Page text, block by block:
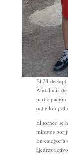
El 24 de
Andalucía
participación
pabellón
El torneo se
minutos por
En categoría
ajedrez